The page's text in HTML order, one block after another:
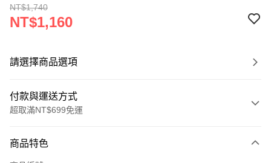
NT$1,740
NT$1,160
請選擇商品選項
付款與運送方式
超取滿NT$699免運
信用卡一次付款
商品特色